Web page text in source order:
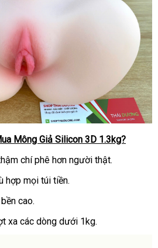
Mông Giả Silicon 3D 1.3kg?
chí phê hơn người thật.
hợp mọi túi tiền.
cao.
xa các dòng dưới 1kg.